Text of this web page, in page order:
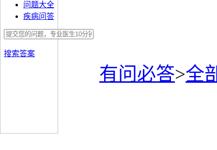
问题大全
疾病问答
搜索答案
有问必答>全